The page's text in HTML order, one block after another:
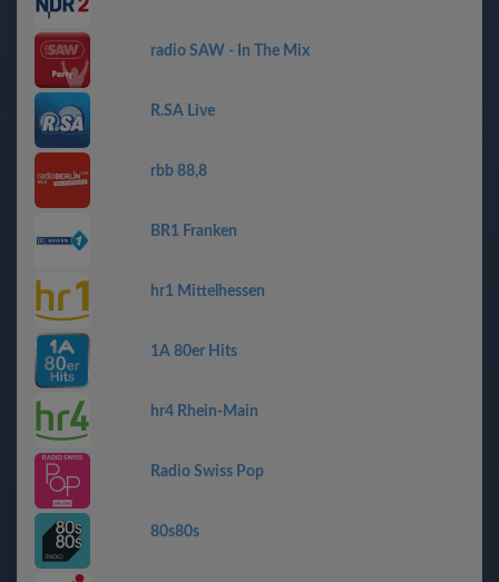
radio SAW - In The Mix
R.SA Live
rbb 88,8
BR1 Franken
hr1 Mittelhessen
1A 80er Hits
hr4 Rhein-Main
Radio Swiss Pop
80s80s